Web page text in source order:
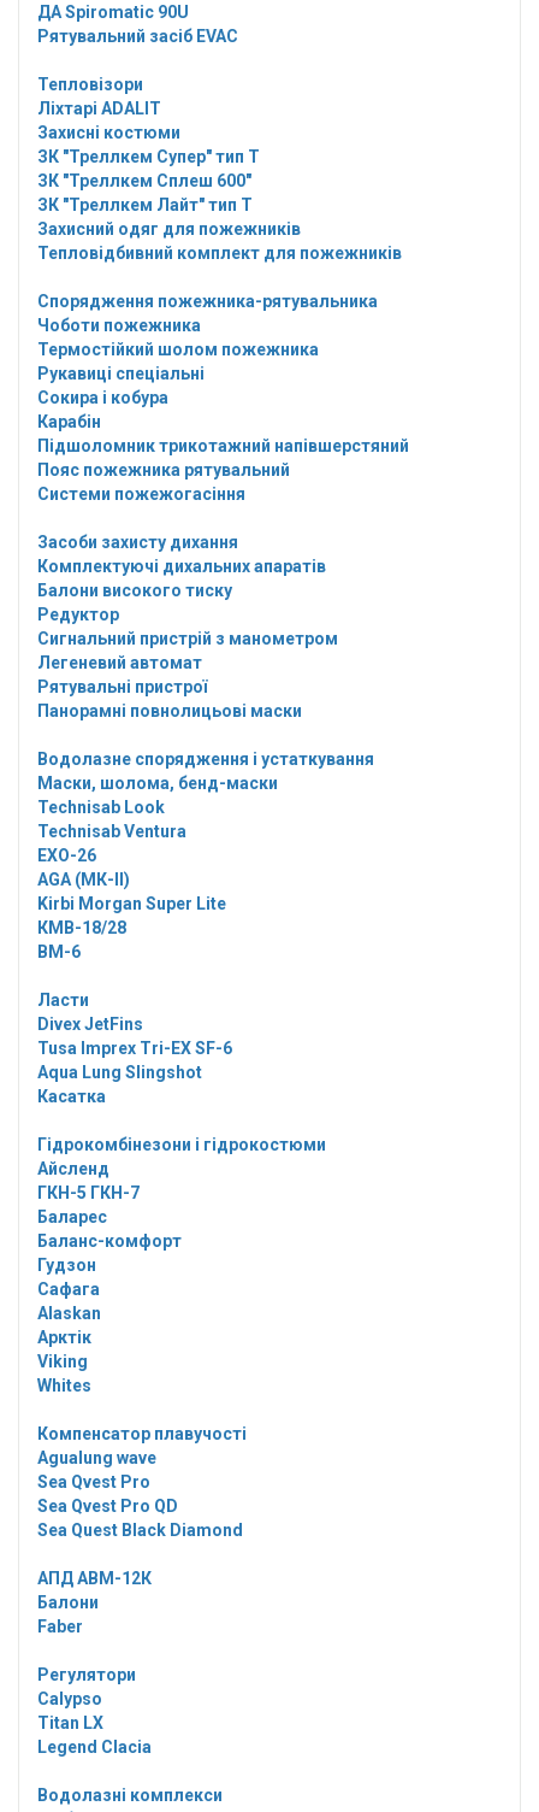
ДА Spiromatic 90U
Рятувальний засіб EVAC
Тепловізори
Ліхтарі ADALIT
Захисні костюми
ЗК "Треллкем Супер" тип Т
ЗК "Треллкем Сплеш 600"
ЗК "Треллкем Лайт" тип Т
Захисний одяг для пожежників
Тепловідбивний комплект для пожежників
Спорядження пожежника-рятувальника
Чоботи пожежника
Термостійкий шолом пожежника
Рукавиці спеціальні
Сокира і кобура
Карабін
Підшоломник трикотажний напівшерстяний
Пояс пожежника рятувальний
Системи пожежогасіння
Засоби захисту дихання
Комплектуючі дихальних апаратів
Балони високого тиску
Редуктор
Сигнальний пристрій з манометром
Легеневий автомат
Рятувальні пристрої
Панорамні повнолицьові маски
Водолазне спорядження і устаткування
Маски, шолома, бенд-маски
Technisab Look
Technisab Ventura
EXO-26
AGA (МК-II)
Kirbi Morgan Super Lite
КМВ-18/28
ВМ-6
Ласти
Divex JetFins
Tusa Imprex Tri-EX SF-6
Aqua Lung Slingshot
Касатка
Гідрокомбінезони і гідрокостюми
Айсленд
ГКН-5 ГКН-7
Баларес
Баланс-комфорт
Гудзон
Сафага
Alaskan
Арктік
Viking
Whites
Компенсатор плавучості
Agualung wave
Sea Qvest Pro
Sea Qvest Pro QD
Sea Quest Black Diamond
АПД АВМ-12К
Балони
Faber
Регулятори
Calypso
Titan LX
Legend Clacia
Водолазні комплекси